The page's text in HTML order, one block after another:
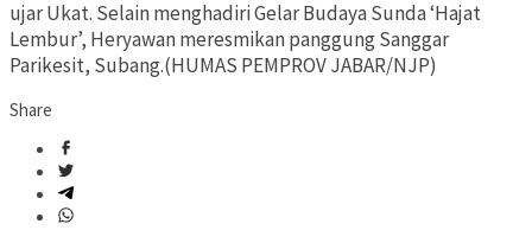
ujar Ukat. Selain menghadiri Gelar Budaya Sunda ‘Hajat
Lembur’, Heryawan meresmikan panggung Sanggar
Parikesit, Subang.(HUMAS PEMPROV JABAR/NJP)
Share